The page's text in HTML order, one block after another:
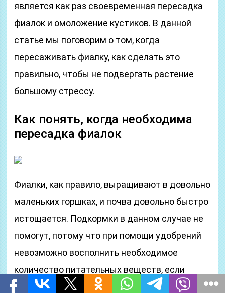
является как раз своевременная пересадка
фиалок и омоложение кустиков. В данной
статье мы поговорим о том, когда
пересаживать фиалку, как сделать это
правильно, чтобы не подвергать растение
большому стрессу.
Как понять, когда необходима
пересадка фиалок
Фиалки, как правило, выращивают в довольно
маленьких горшках, и почва довольно быстро
истощается. Подкормки в данном случае не
помогут, потому что при помощи удобрений
невозможно восполнить необходимое
количество питательных веществ, если
растение продолжает оставаться в